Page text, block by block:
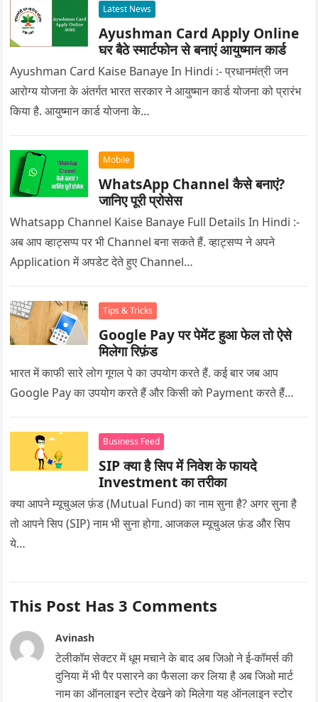
Latest News
Ayushman Card Apply Online
घर बैठे स्मार्टफोन से बनाएं आयुष्मान कार्ड
Ayushman Card Kaise Banaye In Hindi :- प्रधानमंत्री जन
आरोग्य योजना के अंतर्गत भारत सरकार ने आयुष्मान कार्ड योजना को प्रारंभ
किया है. आयुष्मान कार्ड योजना के…
Mobile
WhatsApp Channel कैसे बनाएं?
जानिए पूरी प्रोसेस
Whatsapp Channel Kaise Banaye Full Details In Hindi :-
अब आप व्हाट्सप्प पर भी Channel बना सकते हैं. व्हाट्सप्प ने अपने
Application में अपडेट देते हुए Channel…
Tips & Tricks
Google Pay पर पेमेंट हुआ फेल तो ऐसे
मिलेगा रिफ़ंड
भारत में काफी सारे लोग गूगल पे का उपयोग करते हैं. कई बार जब आप
Google Pay का उपयोग करते हैं और किसी को Payment करते हैं…
Business Feed
SIP क्या है सिप में निवेश के फायदे
Investment का तरीका
क्या आपने म्यूचुअल फ़ंड (Mutual Fund) का नाम सुना है? अगर सुना है
तो आपने सिप (SIP) नाम भी सुना होगा. आजकल म्यूचुअल फ़ंड और सिप
ये…
This Post Has 3 Comments
Avinash
टेलीकॉम सेक्टर में धूम मचाने के बाद अब जिओ ने ई-कॉमर्स की
दुनिया में भी पैर पसारने का फैसला कर लिया है अब जिओ मार्ट
नाम का ऑनलाइन स्टोर देखने को मिलेगा यह ऑनलाइन स्टोर